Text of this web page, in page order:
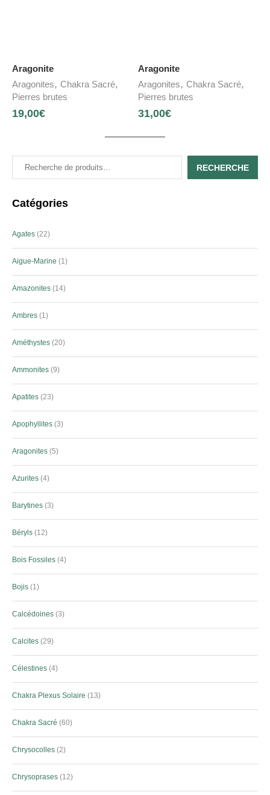
Aragonite
Aragonites, Chakra Sacré,
Pierres brutes
19,00€
Aragonite
Aragonites, Chakra Sacré,
Pierres brutes
31,00€
RECHERCHE
Catégories
Agates 22
Aigue-Marine 1
Amazonites 14
Ambres 1
Améthystes 20
Ammonites 9
Apatites 23
Apophyllites 3
Aragonites 5
Azurites 4
Barytines 3
Béryls 12
Bois Fossiles 4
Bojis 1
Calcédoines 3
Calcites 29
Célestines 4
Chakra Plexus Solaire 13
Chakra Sacré 60
Chrysocolles 2
Chrysoprases 12